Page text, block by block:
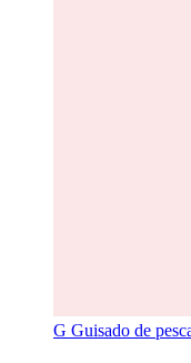
G Guisado de